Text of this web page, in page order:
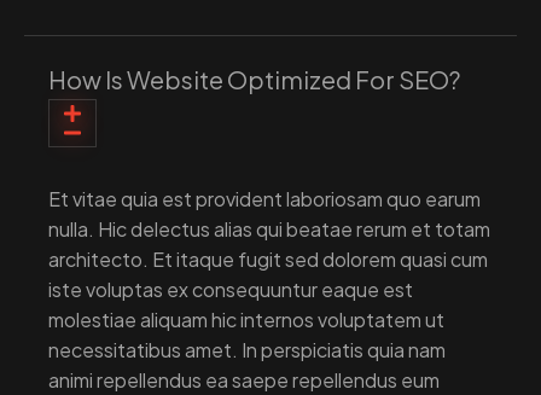
How Is Website Optimized For SEO?
Et vitae quia est provident laboriosam quo earum
nulla. Hic delectus alias qui beatae rerum et totam
architecto. Et itaque fugit sed dolorem quasi cum
iste voluptas ex consequuntur eaque est
molestiae aliquam hic internos voluptatem ut
necessitatibus amet. In perspiciatis quia nam
animi repellendus ea saepe repellendus eum